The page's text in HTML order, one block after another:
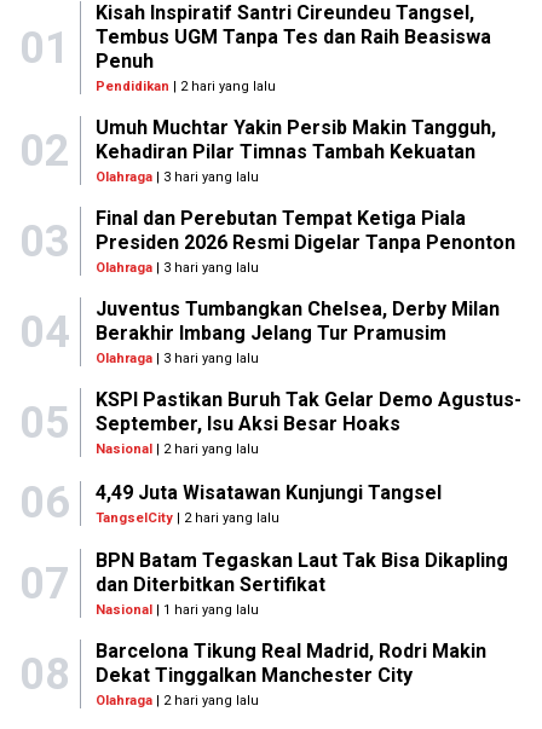
01
Kisah Inspiratif Santri Cireundeu Tangsel,
Tembus UGM Tanpa Tes dan Raih Beasiswa
Penuh
Pendidikan | 2 hari yang lalu
02
Umuh Muchtar Yakin Persib Makin Tangguh,
Kehadiran Pilar Timnas Tambah Kekuatan
Olahraga| 3 hari yang lalu
03
Final dan Perebutan Tempat Ketiga Piala
Presiden 2026 Resmi Digelar Tanpa Penonton
Olahraga| 3 hari yang lalu
04
Juventus Tumbangkan Chelsea, Derby Milan
Berakhir Imbang Jelang Tur Pramusim
Olahraga| 3 hari yang lalu
05
KSPI Pastikan Buruh Tak Gelar Demo Agustus-
September, Isu Aksi Besar Hoaks
Nasional| 2 hari yang lalu
06 4,49 Juta Wisatawan Kunjungi Tangsel
TangselCity | 2 hari yang lalu
07
BPN Batam Tegaskan Laut Tak Bisa Dikapling
dan Diterbitkan Sertifikat
Nasional| 1 hari yang lalu
08
Barcelona Tikung Real Madrid, Rodri Makin
Dekat Tinggalkan Manchester City
Olahraga| 2 hari yang lalu